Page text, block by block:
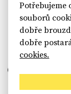
sinfin.digital
Potřebujeme
souborů
dobře
dobře
cookies.